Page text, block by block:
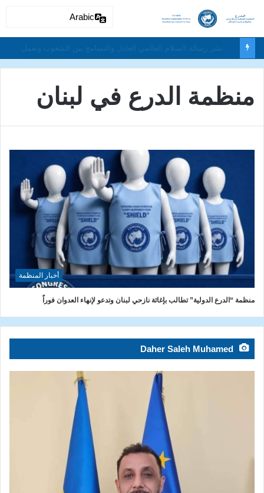
دون تمييز بسبب العرق او الجنس أو اللغة أو الدين وتفعيل لغة الحوار والتعايش السلمي ونبذ العنف والتطرف والتمييز العنصري
منظمة الدرع في لبنان
أخبار المنظمة
منظمة “الدرع الدولية” تطالب بإغاثة نازحي لبنان وتدعو لإنهاء العدوان فوراً
Daher Saleh Muhamed
Arabic